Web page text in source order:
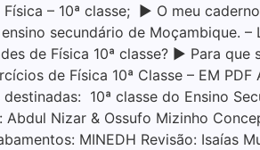
– 10ª classe; ▶ O meu
secundário de Moçambique.
de Física 10ª classe? ▶ Para
de Física 10ª Classe – EM
10ª classe do Ensino
Nizar & Ossufo Mizinho
MINEDH Revisão: Isaías